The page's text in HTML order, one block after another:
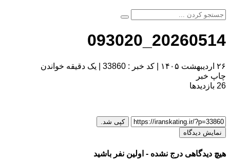
20260514_093020
۲۶ اردیبهشت ۱۴۰۵ کد خبر : 33860
یک دقیقه خواندن
چاپ خبر
26 بازدیدها
کپی شد.
نمایش دیدگاه
هیچ دیدگاهی درج نشده - اولین نفر باشید